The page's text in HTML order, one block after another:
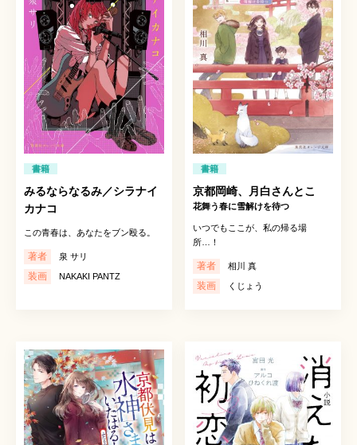
書籍
みるならなるみ／シラナイ
カナコ
この青春は、あなたをブン殴る。
著者 泉 サリ
装画 NAKAKI PANTZ
書籍
京都岡崎、月白さんとこ
花舞う春に雪解けを待つ
いつでもここが、私の帰る場
所…！
著者 相川 真
装画 くじょう